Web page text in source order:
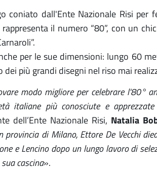
coniato dall'Ente Nazionale Risi per
il numero “80”, con un
per le sue dimensioni: lungo 60
dei più grandi disegni nel riso mai
modo migliore per celebrare l'80°
italiane più conosciute e
dell’Ente Nazionale Risi, Natalia
di Milano, Ettore De Vecchi
e Lencino dopo un lungo lavoro di
cascina».